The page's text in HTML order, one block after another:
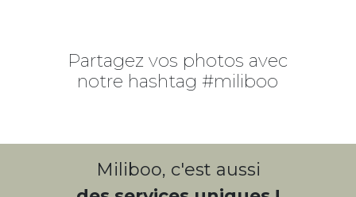
Partagez vos photos avec
notre hashtag #miliboo
Miliboo, c'est aussi